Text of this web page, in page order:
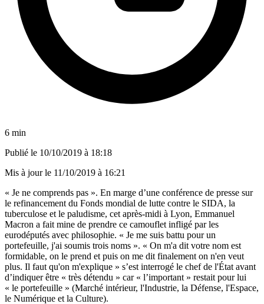
6 min
Publié le 10/10/2019 à 18:18
Mis à jour le 11/10/2019 à 16:21
« Je ne comprends pas ». En marge d’une conférence de presse sur
le refinancement du Fonds mondial de lutte contre le SIDA, la
tuberculose et le paludisme, cet après-midi à Lyon, Emmanuel
Macron a fait mine de prendre ce camouflet infligé par les
eurodéputés avec philosophie. « Je me suis battu pour un
portefeuille, j'ai soumis trois noms ». « On m'a dit votre nom est
formidable, on le prend et puis on me dit finalement on n'en veut
plus. Il faut qu'on m'explique » s’est interrogé le chef de l'État avant
d’indiquer être « très détendu » car « l’important » restait pour lui
« le portefeuille » (Marché intérieur, l'Industrie, la Défense, l'Espace,
le Numérique et la Culture).